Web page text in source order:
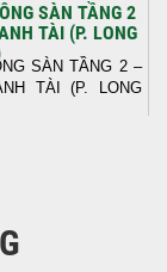
SÀN TẦNG 2
TÀI (P. LONG
SÀN TẦNG 2 –
TÀI (P. LONG
khách hàng, vừa
Xây Dựng Sao